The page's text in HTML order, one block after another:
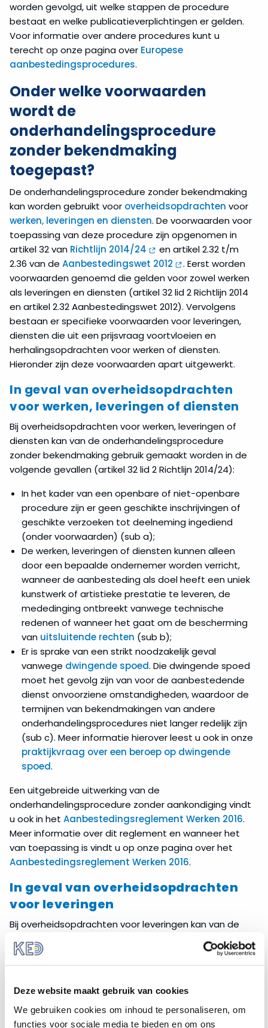
Deze website maakt gebruik van cookies
We gebruiken cookies om inhoud te personaliseren, om
functies voor sociale media te bieden en om ons
worden gevolgd, uit welke stappen de procedure
bestaat en welke publicatieverplichtingen er gelden.
Voor informatie over andere procedures kunt u
terecht op onze pagina over Europese
aanbestedingsprocedures.
Onder welke voorwaarden
wordt de
onderhandelingsprocedure
zonder bekendmaking
toegepast?
De onderhandelingsprocedure zonder bekendmaking
kan worden gebruikt voor overheidsopdrachten voor
werken, leveringen en diensten. De voorwaarden voor
toepassing van deze procedure zijn opgenomen in
artikel 32 van Richtlijn 2014/24
en artikel 2.32 t/m
2.36 van de Aanbestedingswet 2012
. Eerst worden
voorwaarden genoemd die gelden voor zowel werken
als leveringen en diensten (artikel 32 lid 2 Richtlijn 2014
en artikel 2.32 Aanbestedingswet 2012). Vervolgens
bestaan er specifieke voorwaarden voor leveringen,
diensten die uit een prijsvraag voortvloeien en
herhalingsopdrachten voor werken of diensten.
Hieronder zijn deze voorwaarden apart uitgewerkt.
In geval van overheidsopdrachten
voor werken, leveringen of diensten
Bij overheidsopdrachten voor werken, leveringen of
diensten kan van de onderhandelingsprocedure
zonder bekendmaking gebruik gemaakt worden in de
volgende gevallen (artikel 32 lid 2 Richtlijn 2014/24):
In het kader van een openbare of niet-openbare
procedure zijn er geen geschikte inschrijvingen of
geschikte verzoeken tot deelneming ingediend
(onder voorwaarden) (sub a);
De werken, leveringen of diensten kunnen alleen
door een bepaalde ondernemer worden verricht,
wanneer de aanbesteding als doel heeft een uniek
kunstwerk of artistieke prestatie te leveren, de
mededinging ontbreekt vanwege technische
redenen of wanneer het gaat om de bescherming
van uitsluitende rechten (sub b);
Er is sprake van een strikt noodzakelijk geval
vanwege dwingende spoed. Die dwingende spoed
moet het gevolg zijn van voor de aanbestedende
dienst onvoorziene omstandigheden, waardoor de
termijnen van bekendmakingen van andere
onderhandelingsprocedures niet langer redelijk zijn
(sub c). Meer informatie hierover leest u ook in onze
praktijkvraag over een beroep op dwingende
spoed.
Een uitgebreide uitwerking van de
onderhandelingsprocedure zonder aankondiging vindt
u ook in het Aanbestedingsreglement Werken 2016.
Meer informatie over dit reglement en wanneer het
van toepassing is vindt u op onze pagina over het
Aanbestedingsreglement Werken 2016.
In geval van overheidsopdrachten
voor leveringen
Bij overheidsopdrachten voor leveringen kan van de
onderhandelingsprocedure zonder bekendmaking
gebruik worden gemaakt in de volgende gevallen
(artikel 32 lid 3 Richtlijn 2014/24):
Waar het gaat om producten die uitsluitend zijn
vervaardigd voor onderzoek, proefneming, studie of
ontwikkeling. Deze producten worden niet in grote